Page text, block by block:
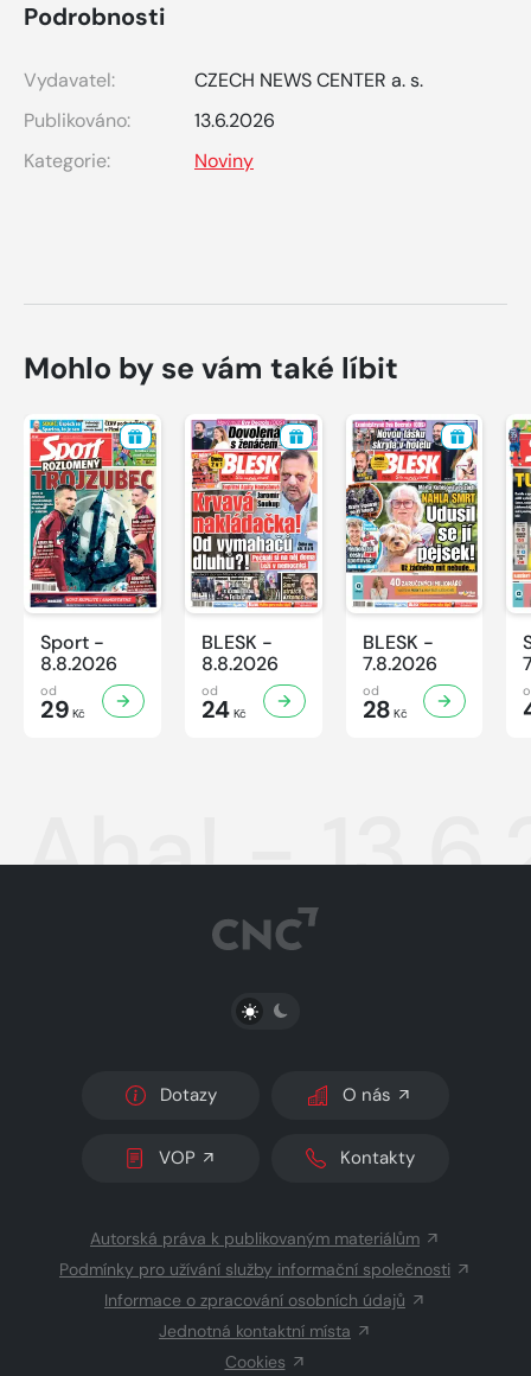
Podrobnosti
Vydavatel:
CZECH NEWS CENTER a. s.
Publikováno:
13.6.2026
Kategorie:
Noviny
Mohlo by se vám také líbit
Sport -
8.8.2026
od
29 Kč
BLESK -
8.8.2026
od
24Kč
BLESK -
7.8.2026
od
28 Kč
Aha! -
PŘEPNOUT SVĚTLÝ/TMAVÝ REŽIM
Dotazy O nás
VOP Kontakty
Autorská práva k publikovaným materiálům
Podmínky pro užívání služby informační společnosti
Informace o zpracování osobních údajů
Jednotná kontaktní místa
Cookies